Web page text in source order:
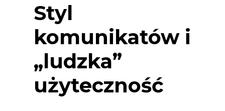
Styl
komunikatów i
„ludzka”
użyteczność